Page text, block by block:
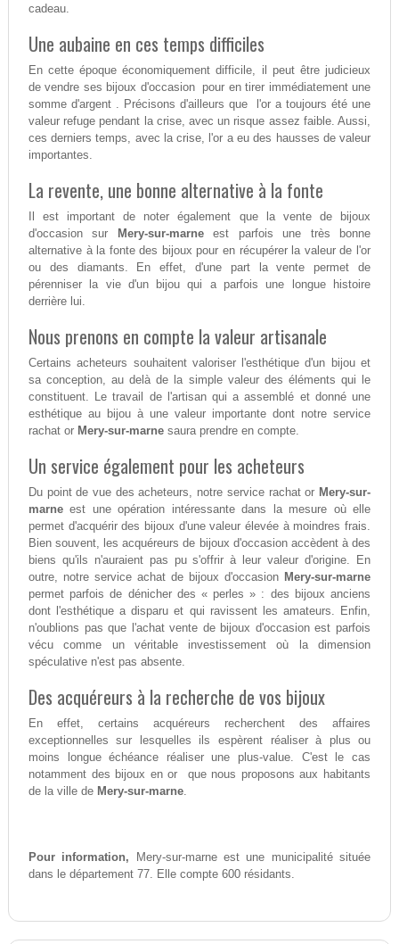
cadeau.
Une aubaine en ces temps difficiles
En cette époque économiquement difficile, il peut être judicieux
de vendre ses bijoux d'occasion pour en tirer immédiatement une
somme d'argent . Précisons d'ailleurs que l'or a toujours été une
valeur refuge pendant la crise, avec un risque assez faible. Aussi,
ces derniers temps, avec la crise, l'or a eu des hausses de valeur
importantes.
La revente, une bonne alternative à la fonte
Il est important de noter également que la vente de bijoux
d'occasion sur Mery-sur-marneest parfois une très bonne
alternative à la fonte des bijoux pour en récupérer la valeur de l'or
ou des diamants. En effet, d'une part la vente permet de
pérenniser la vie d'un bijou qui a parfois une longue histoire
derrière lui.
Nous prenons en compte la valeur artisanale
Certains acheteurs souhaitent valoriser l'esthétique d'un bijou et
sa conception, au delà de la simple valeur des éléments qui le
constituent. Le travail de l'artisan qui a assemblé et donné une
esthétique au bijou à une valeur importante dont notre service
rachat or Mery-sur-marnesaura prendre en compte.
Un service également pour les acheteurs
Du point de vue des acheteurs, notre service rachat or Mery-sur-
marneest une opération intéressante dans la mesure où elle
permet d'acquérir des bijoux d'une valeur élevée à moindres frais.
Bien souvent, les acquéreurs de bijoux d'occasion accèdent à des
biens qu'ils n'auraient pas pu s'offrir à leur valeur d'origine. En
outre, notre service achat de bijoux d'occasion Mery-sur-marne
permet parfois de dénicher des « perles » : des bijoux anciens
dont l'esthétique a disparu et qui ravissent les amateurs. Enfin,
n'oublions pas que l'achat vente de bijoux d'occasion est parfois
vécu comme un véritable investissement où la dimension
spéculative n'est pas absente.
Des acquéreurs à la recherche de vos bijoux
En effet, certains acquéreurs recherchent des affaires
exceptionnelles sur lesquelles ils espèrent réaliser à plus ou
moins longue échéance réaliser une plus-value. C'est le cas
notamment des bijoux en or que nous proposons aux habitants
de la ville de Mery-sur-marne.
Pour information, Mery-sur-marne est une municipalité située
dans le département 77. Elle compte 600 résidants.